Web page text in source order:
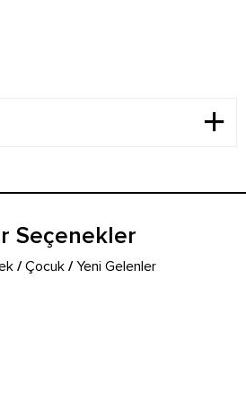
Seçenekler
/Çocuk /Yeni Gelenler